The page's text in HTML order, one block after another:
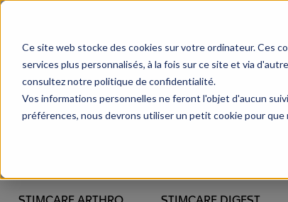
Ce site web stocke des cookies sur votre ordinateur. Ces
services plus personnalisés, à la fois sur ce site et via
consultez notre politique de confidentialité.
Vos informations personnelles ne feront l'objet d'aucun
préférences, nous devrons utiliser un petit cookie pour que